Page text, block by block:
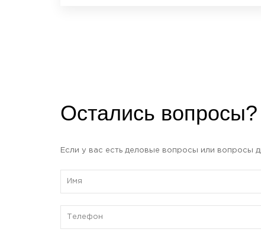
Остались вопросы?
Если у вас есть деловые вопросы или вопросы